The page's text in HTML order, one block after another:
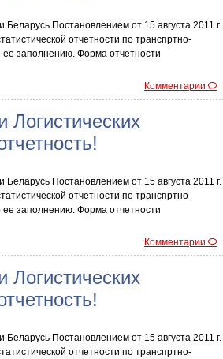
Постановлением от 15 августа 2011 г.
отчетности по транспртно-
ее заполнению. Форма отчетности
Комментарии
Логистических
Постановлением от 15 августа 2011 г.
отчетности по транспртно-
ее заполнению. Форма отчетности
Комментарии
Логистических
Постановлением от 15 августа 2011 г.
отчетности по транспртно-